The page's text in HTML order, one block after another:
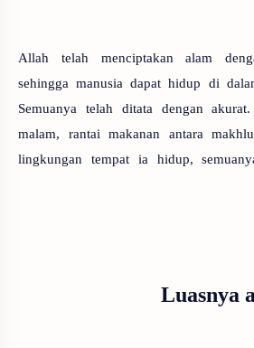
Allah telah menciptakan alam
sehingga manusia dapat hidup di
Semuanya telah ditata dengan
malam, rantai makanan antara
lingkungan tempat ia hidup,
Luasnya